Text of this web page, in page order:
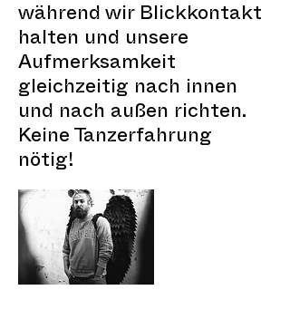
während wir Blickkontakt
halten und unsere
Aufmerksamkeit
gleichzeitig nach innen
und nach außen richten.
Keine Tanzerfahrung
nötig!